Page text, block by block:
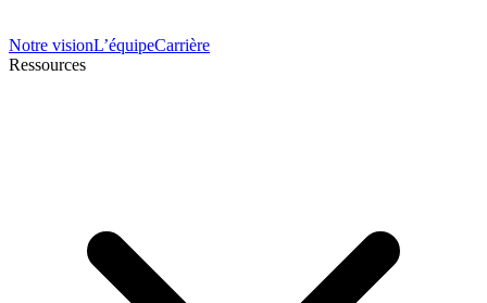
Notre visionL’équipeCarrière
Ressources